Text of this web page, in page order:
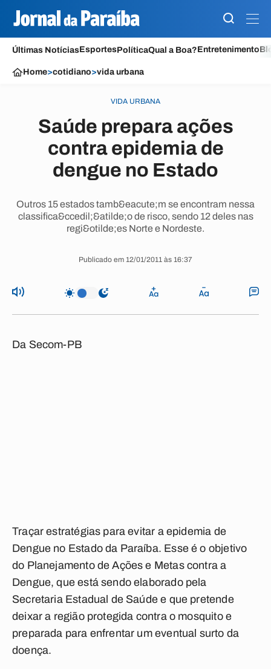
Últimas NotíciasEsportesPolíticaQual a Boa?Entretenimento
Home>cotidiano>vida urbana
VIDA URBANA
Saúde prepara ações
contra epidemia de
dengue no Estado
Outros 15 estados tamb&eacute;m se encontram nessa
classifica&ccedil;&atilde;o de risco, sendo 12 deles nas
regi&otilde;es Norte e Nordeste.
Publicado em 12/01/2011 às 16:37
Da Secom-PB
Traçar estratégias para evitar a epidemia de
Dengue no Estado da Paraíba. Esse é o objetivo
do Planejamento de Ações e Metas contra a
Dengue, que está sendo elaborado pela
Secretaria Estadual de Saúde e que pretende
deixar a região protegida contra o mosquito e
preparada para enfrentar um eventual surto da
doença.